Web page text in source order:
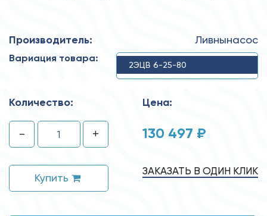
Производитель: Ливнынасос
Вариация товара:
2ЭЦВ 6-25-80
Количество:
- +
Купить
Цена:
130 497 ₽
ЗАКАЗАТЬ В ОДИН КЛИК